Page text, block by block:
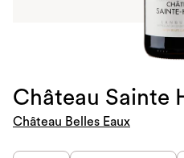
Château Sainte
Château Belles Eaux